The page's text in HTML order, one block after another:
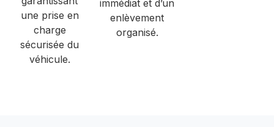
une prise en
charge
sécurisée du
véhicule.
immédiat et d’un
enlèvement
organisé.